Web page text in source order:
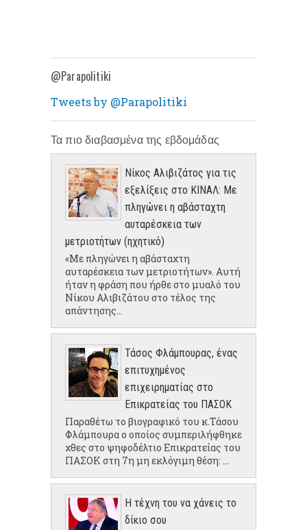
@Parapolitiki
Tweets by @Parapolitiki
Τα πιο διαβασμένα της εβδομάδας
Νίκος Αλιβιζάτος για τις
εξελίξεις στο ΚΙΝΑΛ: Με
πληγώνει η αβάσταχτη
αυταρέσκεια των
μετριοτήτων (ηχητικό)
«Με πληγώνει η αβάσταχτη
αυταρέσκεια των μετριοτήτων». Αυτή
ήταν η φράση που ήρθε στο μυαλό του
Νίκου Αλιβιζάτου στο τέλος της
απάντησης...
Τάσος Φλάμπουρας, ένας
επιτυχημένος
επιχειρηματίας στο
Επικρατείας του ΠΑΣΟΚ
Παραθέτω το βιογραφικό του κ.Τάσου
Φλάμπουρα ο οποίος συμπεριλήφθηκε
χθες στο ψηφοδέλτιο Επικρατείας του
ΠΑΣΟΚ στη 7η μη εκλόγιμη θέση: ...
Η τέχνη του να χάνεις το
δίκιο σου